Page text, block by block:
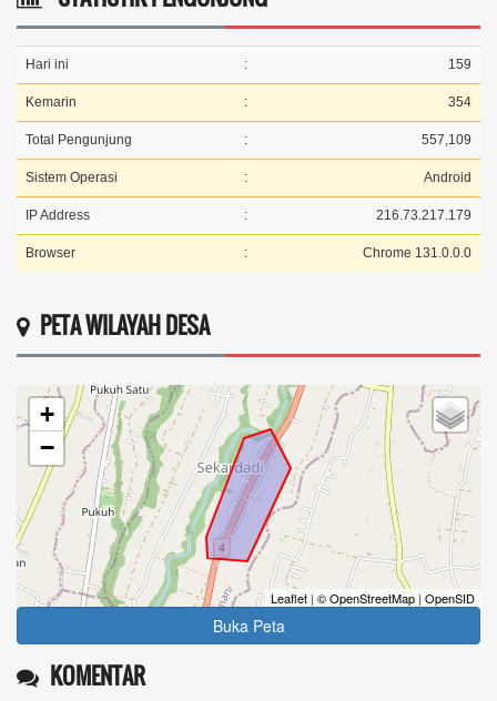
Hari ini : 159
Kemarin : 354
Total Pengunjung : 557,109
Sistem Operasi : Android
IP Address : 216.73.217.179
Browser : Chrome 131.0.0.0
PETA WILAYAH DESA
+
−
Leaflet | © OpenStreetMap | OpenSID
Buka Peta
KOMENTAR